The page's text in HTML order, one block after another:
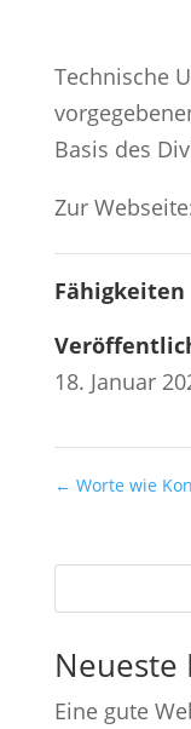
Technische
Basis des
Zur
Fähigkeiten
18. Januar
← Worte wie
Neueste
Eine gute